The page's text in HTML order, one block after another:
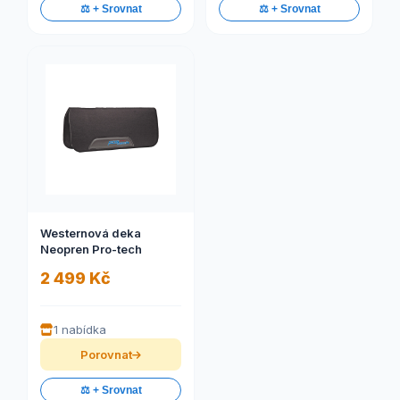
⚖️ + Srovnat ⚖️ + Srovnat
Westernová deka
Neopren Pro-tech
2 499 Kč
1 nabídka
Porovnat
⚖️ + Srovnat